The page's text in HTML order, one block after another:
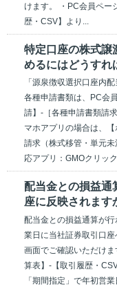
けます。 ・PC会員ペー
歴・CSV】より...
特定口座の株式譲
めるにはどうすれ
「源泉徴収選択口座内
各種申請書類は、PC会
請】-［各種申請書類請
マホアプリの場合は、
請求（株式移管・単元
応アプリ：GMOクリッ
配当金との損益通
座に反映されます
配当金との損益通算が
業日に当社証券取引口
画面でご確認いただけ
算表】-【取引履歴・
「期間指定」で年初営